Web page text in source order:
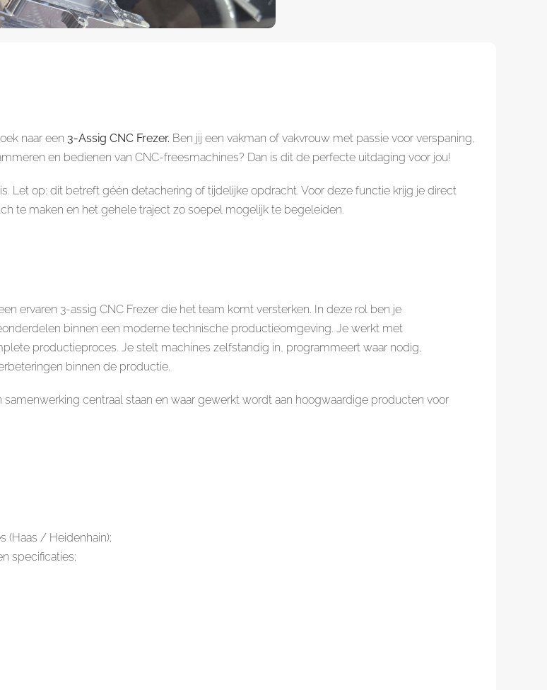
naar een 3-Assig CNC Frezer. Ben jij een vakman of vakvrouw met passie voor verspaning,
en bedienen van CNC-freesmachines? Dan is dit de perfecte uitdaging voor jou!
Let op: dit betreft géén detachering of tijdelijke opdracht. Voor deze functie krijg je direct
te maken en het gehele traject zo soepel mogelijk te begeleiden.
ervaren 3-assig CNC Frezer die het team komt versterken. In deze rol ben je
binnen een moderne technische productieomgeving. Je werkt met
productieproces. Je stelt machines zelfstandig in, programmeert waar nodig,
binnen de productie.
centraal staan en waar gewerkt wordt aan hoogwaardige producten voor
(Haas / Heidenhain);
specificaties;